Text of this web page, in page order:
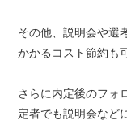
その他、説明会や選
かかるコスト節約も
さらに内定後のフォ
定者でも説明会など